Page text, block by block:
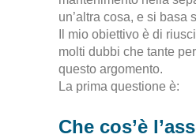
un’altra cosa, e si basa
Il mio obiettivo è di
molti dubbi che tante
questo argomento.
La prima questione è:
Che cos’è